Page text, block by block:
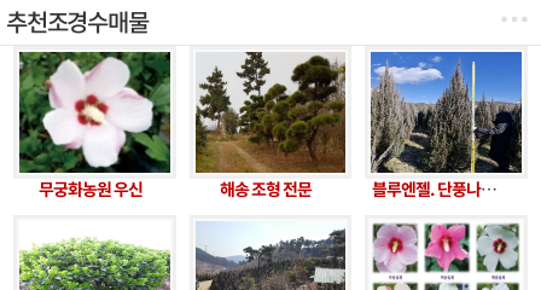
추천조경수매물
무궁화농원 우신 해송 조형 전문 블루엔젤. 단풍나무, 반송, 팽나무(특수목), 모과(특수목)